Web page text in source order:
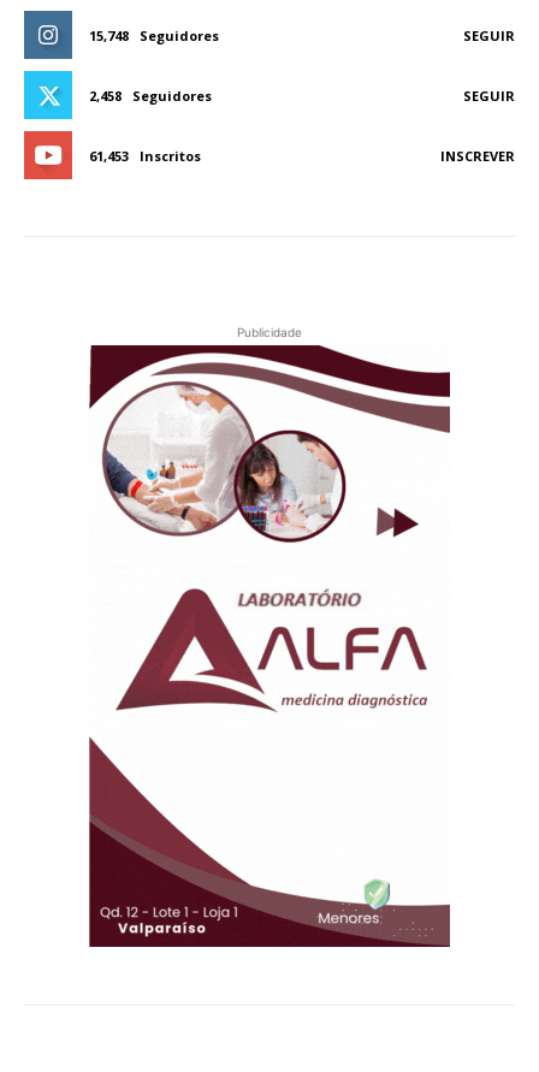
15,748 Seguidores SEGUIR
2,458 Seguidores SEGUIR
61,453 Inscritos INSCREVER
Publicidade